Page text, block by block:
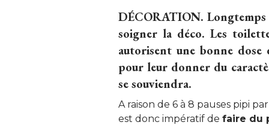
DÉCORATION.
soigner la déco. Les
autorisent une bonne dose
pour leur donner du
se souviendra.
A raison de 6 à 8 pauses pipi
est donc impératif de faire du